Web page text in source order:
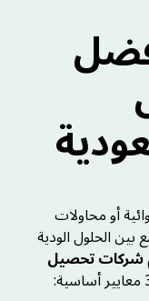
أو محاولات
الحلول الودية
شركات تحصيل